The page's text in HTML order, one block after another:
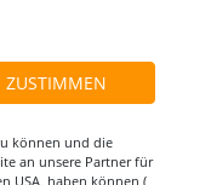
ZUSTIMMEN
können und die
an unsere Partner für
USA, haben können (